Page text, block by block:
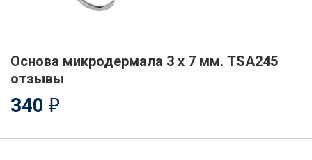
Основа микродермала 3 х 7 мм. TSA245
отзывы
340 ₽